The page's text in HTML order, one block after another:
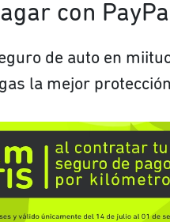
con
de auto en
la mejor